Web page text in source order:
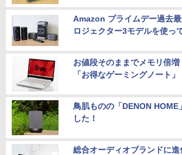
Amazon プライムデー過去
ロジェクター3モデルを使っ
お値段そのままでメモリ倍
「お得なゲーミングノート」
鳥肌ものの「DENON HOME
した！
総合オーディオブランドに